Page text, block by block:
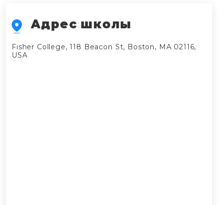
Адрес школы
Fisher College, 118 Beacon St, Boston, MA 02116,
USA